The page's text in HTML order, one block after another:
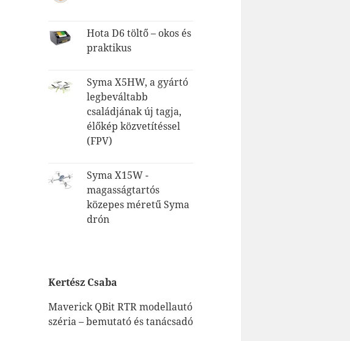
Hota D6 töltő – okos és
praktikus
Syma X5HW, a gyártó
legbeváltabb
családjának új tagja,
élőkép közvetítéssel
(FPV)
Syma X15W -
magasságtartós
közepes méretű Syma
drón
Kertész Csaba
Maverick QBit RTR modellautó
széria – bemutató és tanácsadó